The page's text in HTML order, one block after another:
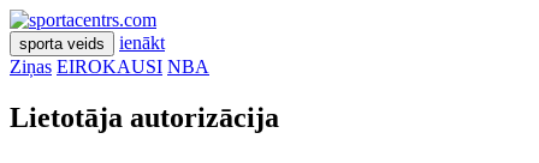
sporta veids
ienākt
Ziņas EIROKAUSI NBA
Lietotāja autorizācija